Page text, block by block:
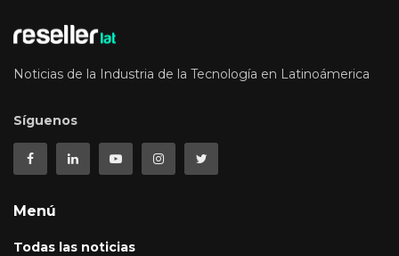
Noticias de la Industria de la Tecnología en Latinoámerica
Síguenos
Menú
Todas las noticias